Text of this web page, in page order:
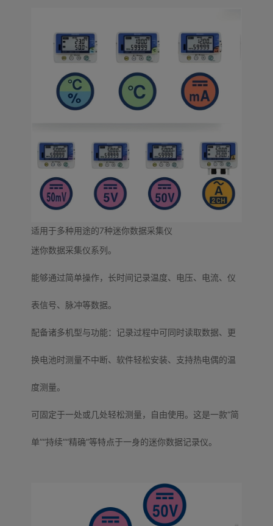
适用于多种用途的7种迷你数据采集仪
迷你数据采集仪系列。
能够通过简单操作，长时间记录温度、电压、电流、仪
表信号、脉冲等数据。
配备诸多机型与功能：记录过程中可同时读取数据、更
换电池时测量不中断、软件轻松安装、支持热电偶的温
度测量。
可固定于一处或几处轻松测量，自由使用。这是一款“简
单”“持续”“精确”等特点于一身的迷你数据记录仪。